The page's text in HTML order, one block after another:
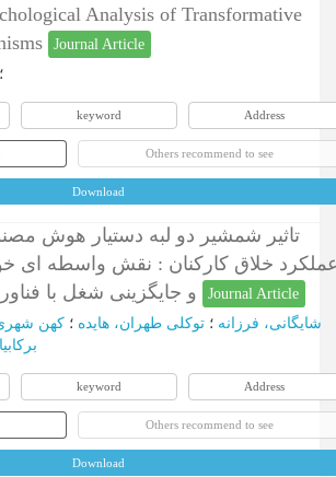
Analysis of Transformative
Journal Article
؛
keyword Address
Others recommend to see
Download
تاثیر شمشیر دو لبه دستیار هوش
خلاق کارکنان : نقش واسطه ای
Journal Article
شایگانی، فرزانه ؛ توکلی طهران، هایده ؛ کهن
keyword Address
Others recommend to see
Download